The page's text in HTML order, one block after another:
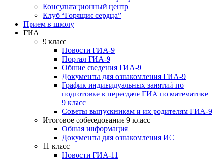
Консультационный центр
Клуб “Горящие сердца”
Прием в школу
ГИА
9 класс
Новости ГИА-9
Портал ГИА-9
Общие сведения ГИА-9
Документы для ознакомления ГИА-9
График индивидуальных занятий по
подготовке к пересдаче ГИА по математике
9 класс
Советы выпускникам и их родителям ГИА-9
Итоговое собеседование 9 класс
Общая информация
Документы для ознакомления ИС
11 класс
Новости ГИА-11